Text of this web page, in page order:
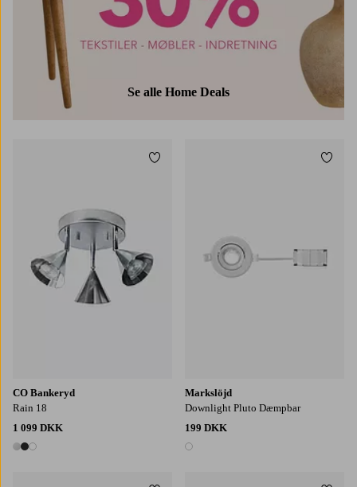
Se alle Home Deals
CO Bankeryd
Rain 18
1 099 DKK
3 farver
Tilføj til favoritter
Markslöjd
Downlight Pluto Dæmpbar
199 DKK
1 farve